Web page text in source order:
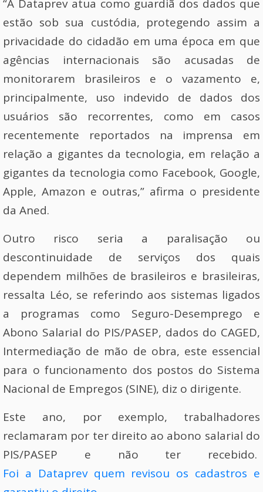
“A Dataprev atua como guardiã dos dados que
estão sob sua custódia, protegendo assim a
privacidade do cidadão em uma época em que
agências internacionais são acusadas de
monitorarem brasileiros e o vazamento e,
principalmente, uso indevido de dados dos
usuários são recorrentes, como em casos
recentemente reportados na imprensa em
relação a gigantes da tecnologia, em relação a
gigantes da tecnologia como Facebook, Google,
Apple, Amazon e outras,” afirma o presidente
da Aned.
Outro risco seria a paralisação ou
descontinuidade de serviços dos quais
dependem milhões de brasileiros e brasileiras,
ressalta Léo, se referindo aos sistemas ligados
a programas como Seguro-Desemprego e
Abono Salarial do PIS/PASEP, dados do CAGED,
Intermediação de mão de obra, este essencial
para o funcionamento dos postos do Sistema
Nacional de Empregos (SINE), diz o dirigente.
Este ano, por exemplo, trabalhadores
reclamaram por ter direito ao abono salarial do
PIS/PASEP e não ter recebido.
Foi a Dataprev quem revisou os cadastros e